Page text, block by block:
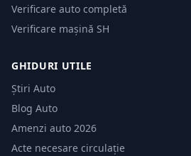
Verificare auto completă
Verificare mașină SH
GHIDURI UTILE
Știri Auto
Blog Auto
Amenzi auto 2026
Acte necesare circulație